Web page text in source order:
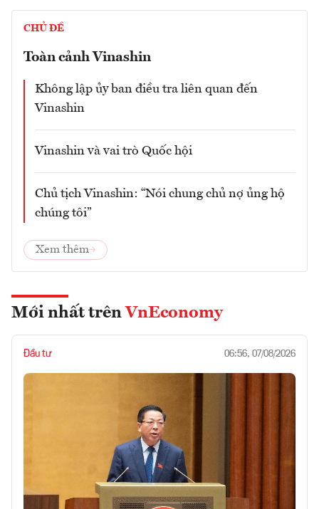
CHỦ ĐỀ
Toàn cảnh Vinashin
Không lập ủy ban điều tra liên quan đến
Vinashin
Vinashin và vai trò Quốc hội
Chủ tịch Vinashin: “Nói chung chủ nợ ủng hộ
chúng tôi”
Xem thêm
Mới nhất trên VnEconomy
Đầu tư 06:56, 07/08/2026